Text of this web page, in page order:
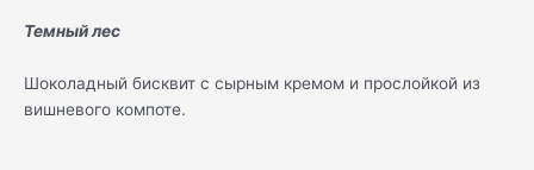
Темный лес
Шоколадный бисквит с сырным кремом и прослойкой из
вишневого компоте.